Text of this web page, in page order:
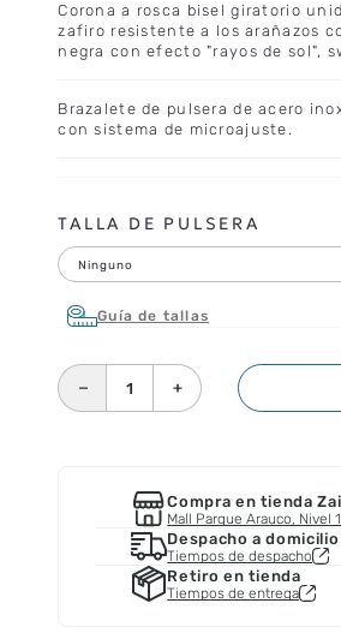
Corona a rosca bisel giratorio
zafiro resistente a los arañazos
negra con efecto "rayos de sol",
Brazalete de pulsera de acero
con sistema de microajuste.
TALLA DE PULSERA
Ninguno
Guía de tallas
＋
－
Compra en tienda
Mall Parque Arauco, Nivel
Despacho a domicilio
Tiempos de despacho
Retiro en tienda
Tiempos de entrega